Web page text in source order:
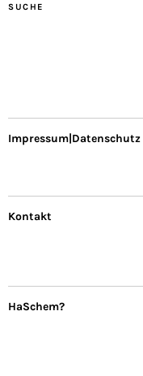
SUCHE
Impressum|Datenschutz
Kontakt
HaSchem?